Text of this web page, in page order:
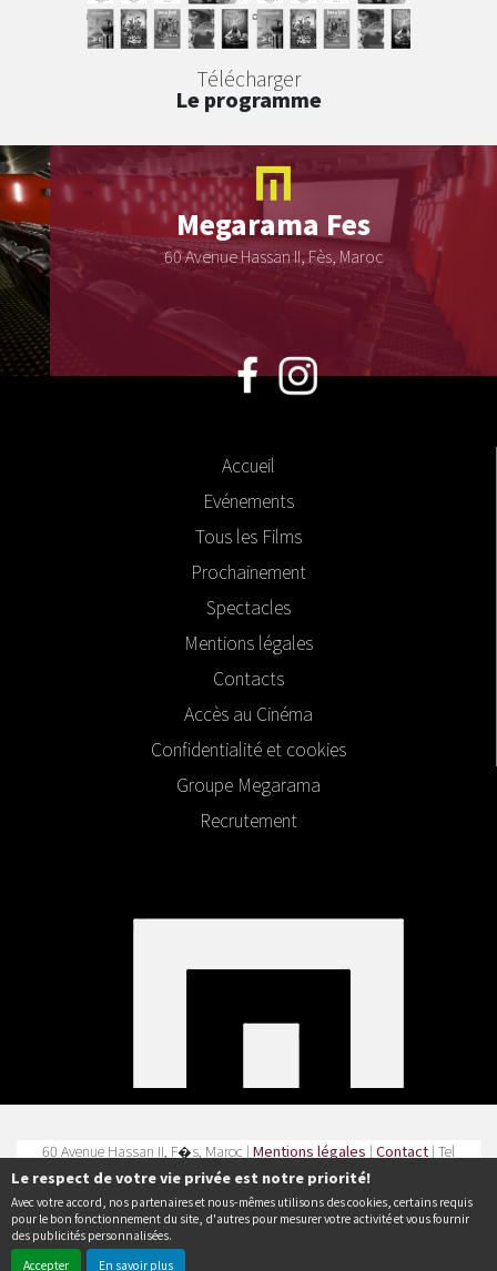
Le respect de votre vie privée est notre priorité!
Avec votre accord, nos partenaires et nous-mêmes utilisons des cookies, certains requis
pour le bon fonctionnement du site, d'autres pour mesurer votre activité et vous fournir
des publicités personnalisées.
Accepter
En savoir plus
Télécharger
Le programme
Megarama Fes
60 Avenue Hassan II, Fès, Maroc
Accueil
Evénements
Tous les Films
Prochainement
Spectacles
Mentions légales
Contacts
Accès au Cinéma
Confidentialité et cookies
Groupe Megarama
Recrutement
60 Avenue Hassan II, F�s, Maroc | Mentions légales | Contact | Tel
: 0535 62 66 07
Politique de confidentialité
© Erakys